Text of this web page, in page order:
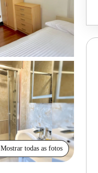
Mostrar todas as fotos